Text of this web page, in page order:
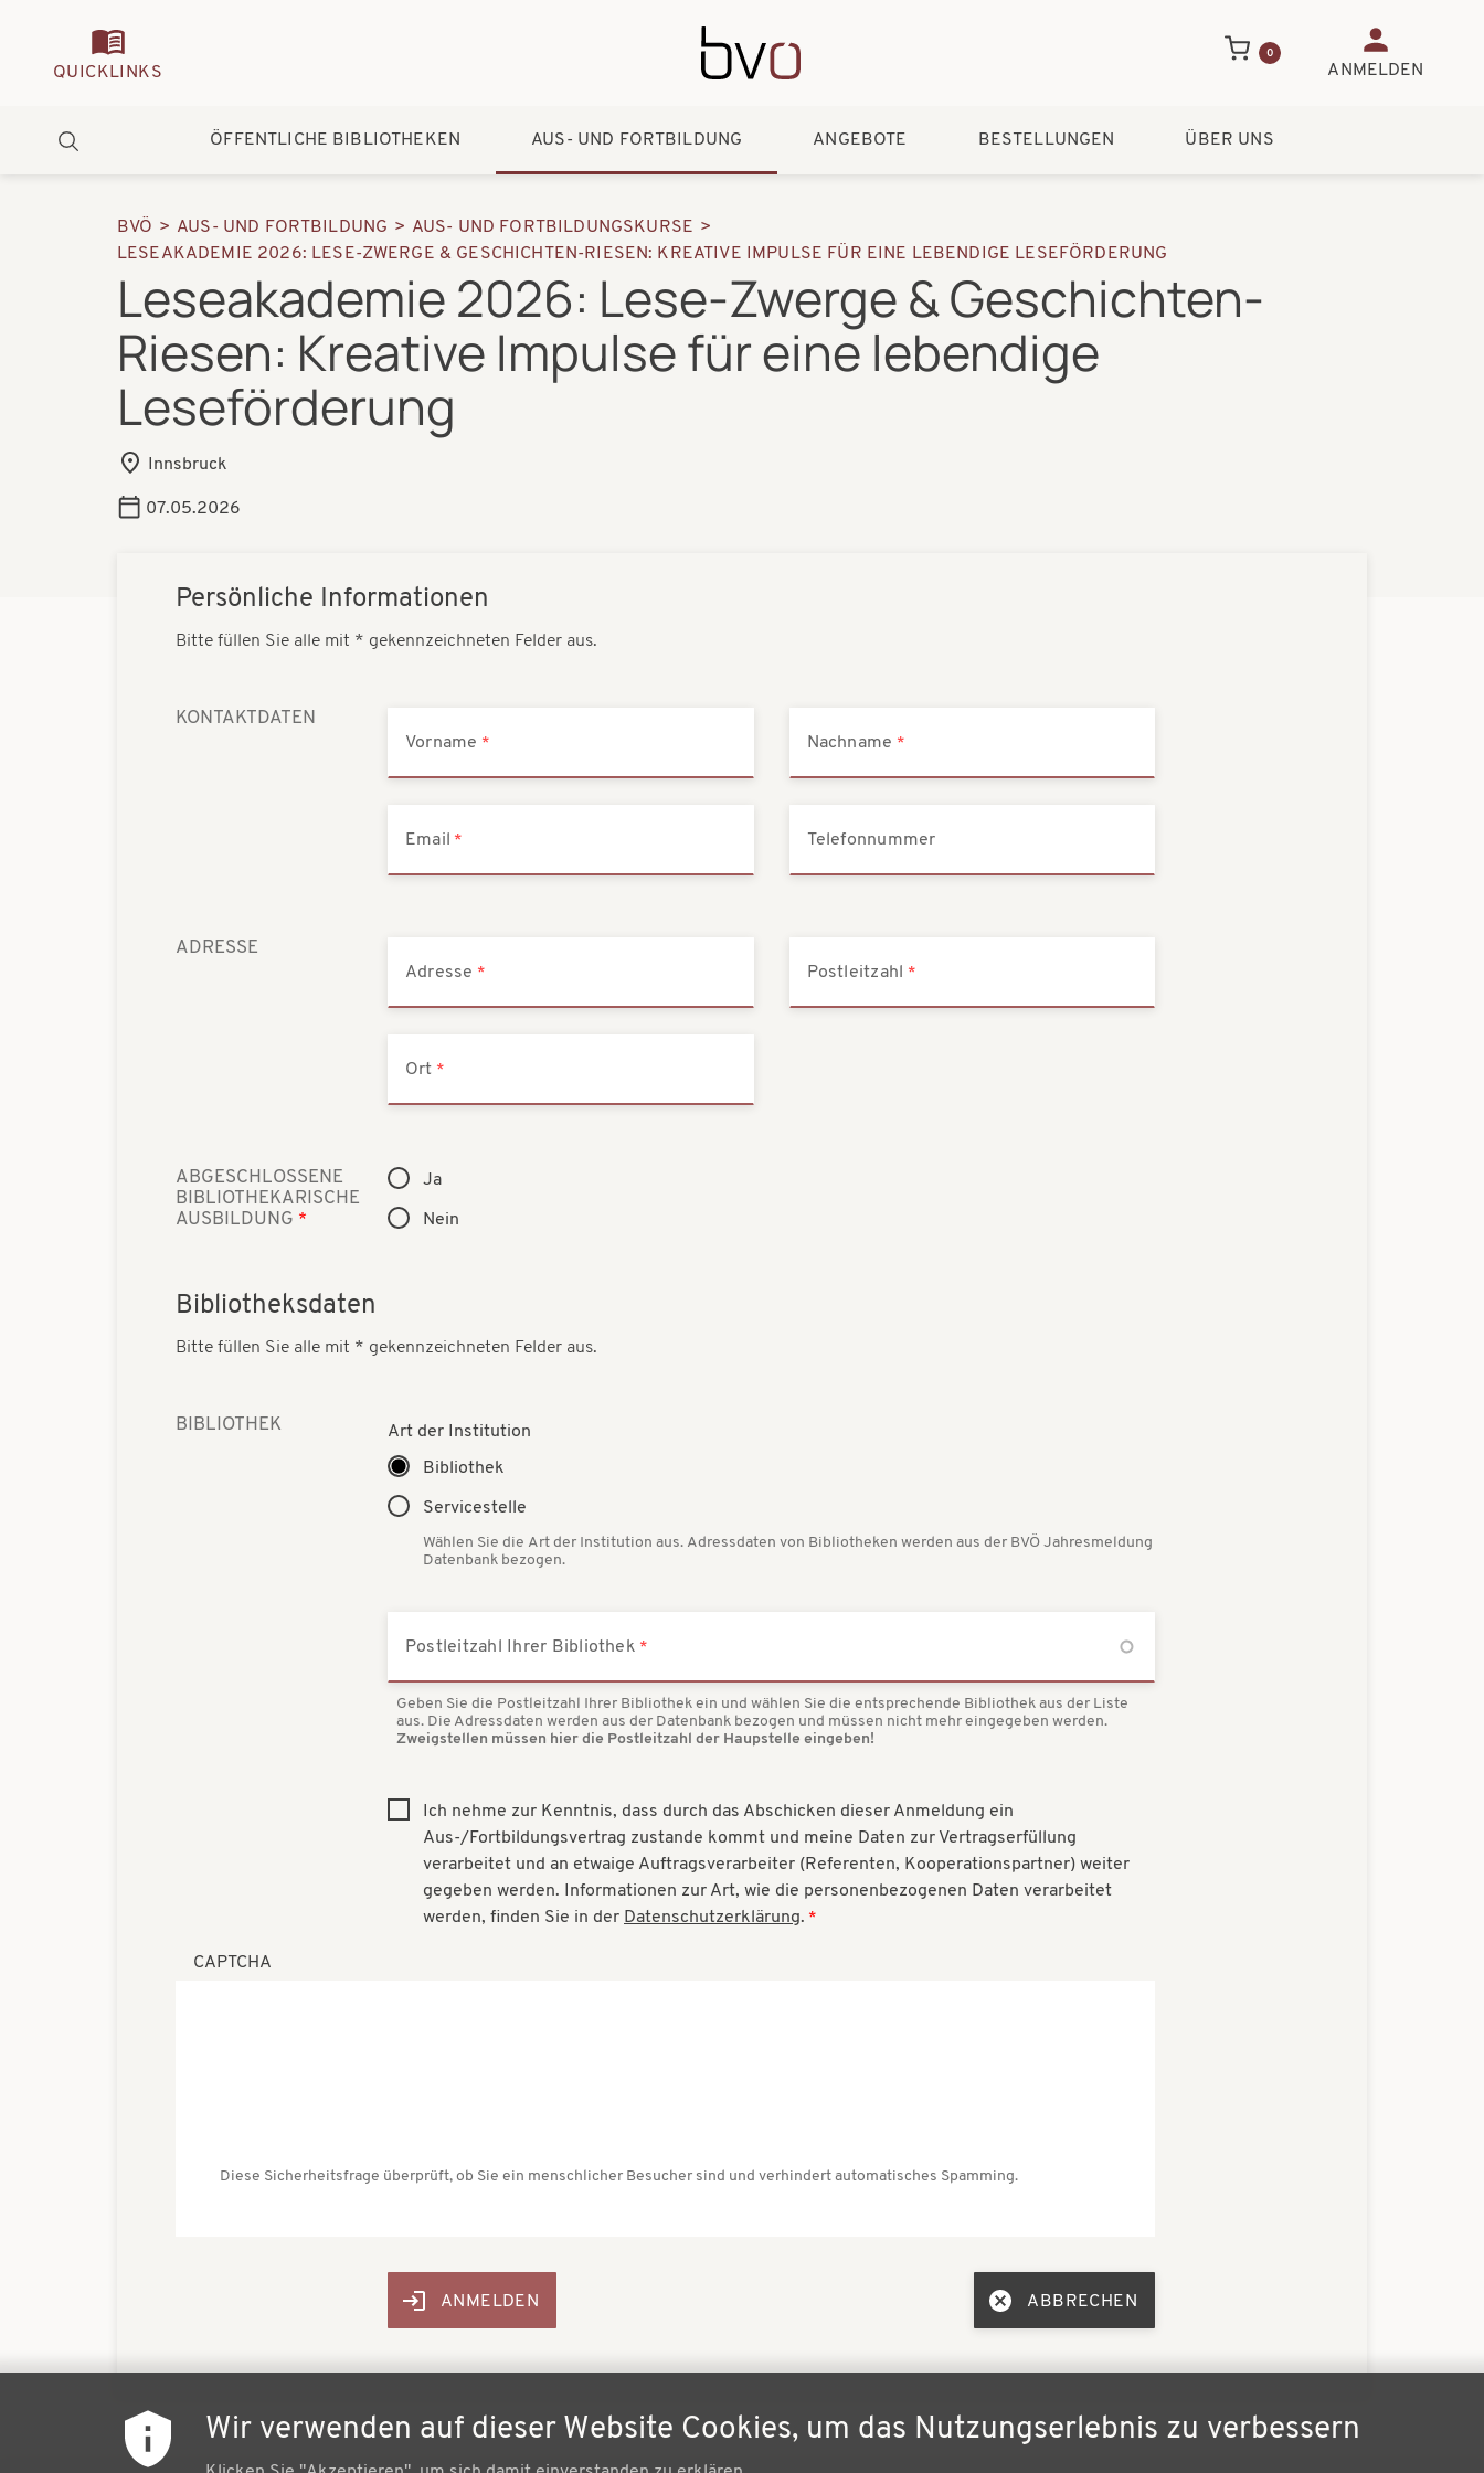
Direkt zum Inhalt
Quickmenu
QUICKLINKS
0
ANMELDEN
Hauptnavigation
ÖFFENTLICHE BIBLIOTHEKEN AUS- UND FORTBILDUNG ANGEBOTE BESTELLUNGEN ÜBER UNS
Suche
Pfadnavigation
BVÖ AUS- UND FORTBILDUNG
AUS- UND FORTBILDUNGSKURSE
LESEAKADEMIE 2026: LESE-ZWERGE & GESCHICHTEN-RIESEN: KREATIVE IMPULSE FÜR EINE LEBENDIGE LESEFÖRDERUNG
Leseakademie 2026: Lese-Zwerge & Geschichten-
Riesen: Kreative Impulse für eine lebendige
Leseförderung
Innsbruck
07.05.2026
Persönliche Informationen
Bitte füllen Sie alle mit * gekennzeichneten Felder aus.
KONTAKTDATEN
Vorname Nachname
Email Telefonnummer
ADRESSE
Adresse Postleitzahl
Ort
ABGESCHLOSSENE
BIBLIOTHEKARISCHE
AUSBILDUNG
Ja
Nein
Bibliotheksdaten
Bitte füllen Sie alle mit * gekennzeichneten Felder aus.
BIBLIOTHEK Art der Institution
Bibliothek
Servicestelle
Wählen Sie die Art der Institution aus. Adressdaten von Bibliotheken werden aus der BVÖ Jahresmeldung
Datenbank bezogen.
Postleitzahl Ihrer Bibliothek
Geben Sie die Postleitzahl Ihrer Bibliothek ein und wählen Sie die entsprechende Bibliothek aus der Liste
aus. Die Adressdaten werden aus der Datenbank bezogen und müssen nicht mehr eingegeben werden.
Zweigstellen müssen hier die Postleitzahl der Haupstelle eingeben!
Ich nehme zur Kenntnis, dass durch das Abschicken dieser Anmeldung ein
Aus-/Fortbildungsvertrag zustande kommt und meine Daten zur Vertragserfüllung
verarbeitet und an etwaige Auftragsverarbeiter (Referenten, Kooperationspartner) weiter
gegeben werden. Informationen zur Art, wie die personenbezogenen Daten verarbeitet
werden, finden Sie in der Datenschutzerklärung.
CAPTCHA
Diese Sicherheitsfrage überprüft, ob Sie ein menschlicher Besucher sind und verhindert automatisches Spamming.
ABBRECHEN
Wir verwenden auf dieser Website Cookies, um das Nutzungserlebnis zu verbessern